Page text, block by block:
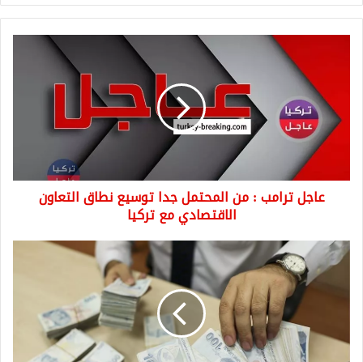
المحتمل
جدا
توسيع
التعاون
الاقتصادي
عاجل ترامب : من المحتمل جدا توسيع نطاق التعاون
الاقتصادي مع تركيا
أسعار
صرف
العملات
الليرة
التركية